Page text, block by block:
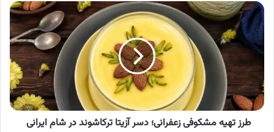
طرز
تهیه
مشکوفی
زعفرانی؛
دسر
آزیتا
ترکاشوند
در
شام
ایرانیطرز تهیه مشکوفی زعفرانی؛ دسر آزیتا ترکاشوند در شام ایرانی